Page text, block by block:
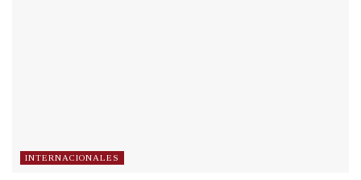
INTERNACIONALES